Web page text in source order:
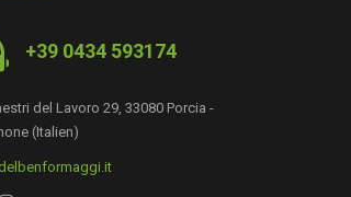
+39 0434 593174
del Lavoro 29, 33080 Porcia -
(Italien)